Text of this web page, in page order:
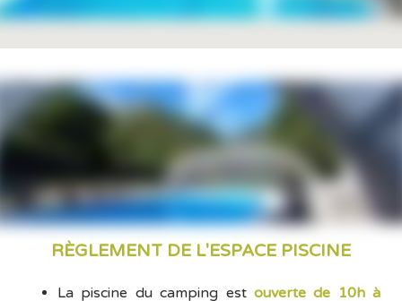
RÈGLEMENT DE L'ESPACE PISCINE
La piscine du camping est ouverte de 10h à